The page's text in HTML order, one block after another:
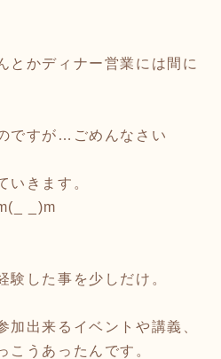
とかディナー営業には間に
ですが…ごめんなさい
いきます。
_)m
験した事を少しだけ。
加出来るイベントや講義、
こうあったんです。